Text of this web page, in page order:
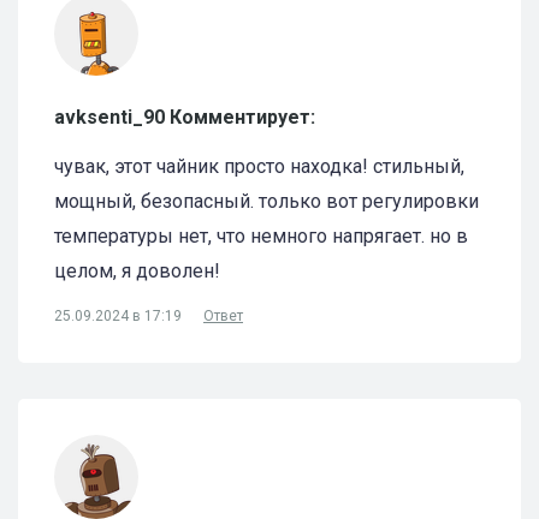
avksenti_90 Комментирует:
чувак, этот чайник просто находка! стильный,
мощный, безопасный. только вот регулировки
температуры нет, что немного напрягает. но в
целом, я доволен!
25.09.2024 в 17:19 Ответ